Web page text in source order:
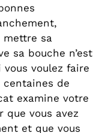
mettre sa
sa bouche n’est
vous voulez faire
centaines de
examine votre
que vous avez
et que vous